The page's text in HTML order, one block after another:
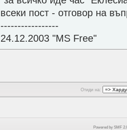
всеки пост - отговор на
-----------------
24.12.2003 "MS Free"
Отиди на:
Powered by SMF